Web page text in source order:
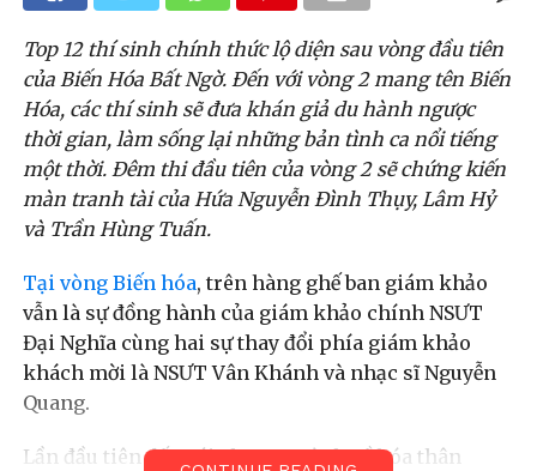
Top 12 thí sinh chính thức lộ diện sau vòng đầu tiên
của Biến Hóa Bất Ngờ. Đến với vòng 2 mang tên Biến
Hóa, các thí sinh sẽ đưa khán giả du hành ngược
thời gian, làm sống lại những bản tình ca nổi tiếng
một thời. Đêm thi đầu tiên của vòng 2 sẽ chứng kiến
màn tranh tài của Hứa Nguyễn Đình Thụy, Lâm Hỷ
và Trần Hùng Tuấn.
Tại vòng Biến hóa, trên hàng ghế ban giám khảo
vẫn là sự đồng hành của giám khảo chính NSƯT
Đại Nghĩa cùng hai sự thay đổi phía giám khảo
khách mời là NSƯT Vân Khánh và nhạc sĩ Nguyễn
Quang.
Lần đầu tiên đến với chương trình về hóa thân